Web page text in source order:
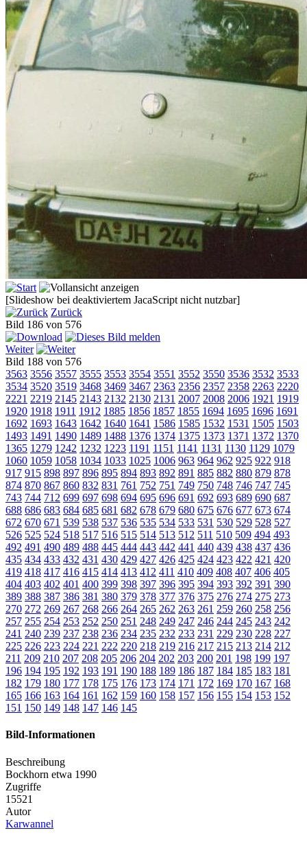
[Slideshow bei deaktiviertem JacaScript nicht nutzbar]
Zurück
Bild 186 von 576
Weiter
Bild 188 von 576
3563 3556 3557 3555 3553 3554 3551 3552 3550 3536 3532 3533
3534 3520 3519 3468 3469 3467 2363 2356 2357 2358 2263 2220
2221 2219 2145 2143 2132 2130 2131 2007 2008 2006 1921 1919
1920 1918 1911 1912 1885 1856 1857 1855 1694 1695 1696 1691
1692 1693 1643 1642 1640 1641 1586 1585 1532 1531 1505 1503
1493 1491 1490 1489 1488 1376 1374 1375 1373 1371 1372 1370
1365 1279 1242 1232 1223 1191 1151 1141 1131 1130 1129 1079
1060 1059 1058 1034 1033 1025 1006 963 964 962 925 922 918
917 915 898 897 896 895 894 893 892 891 885 882 880 879 878
874 870 867 860 832 831 761 752 751 749 750 748 746 747 745
743 744 712 699 697 698 694 695 696 691 692 693 689 690 687
688 686 683 684 685 681 682 678 679 680 675 676 677 673 674
672 670 671 539 538 537 536 535 534 533 531 530 529 528 527
526 525 524 518 517 516 515 514 513 512 511 510 509 494 493
492 491 490 489 488 445 444 443 442 441 440 439 438 437 436
435 434 433 432 431 430 429 427 426 425 424 423 422 421 420
419 418 417 416 415 414 413 412 411 410 409 408 407 406 405
404 403 402 401 400 399 398 397 396 395 394 393 392 391 390
389 388 387 386 381 380 379 378 377 376 375 276 274 275 273
270 272 269 267 268 266 264 265 262 263 261 259 260 258 256
257 255 254 253 252 250 251 248 249 247 246 244 245 243 242
241 240 239 237 238 236 234 235 232 233 231 229 230 228 227
225 226 223 224 221 222 220 218 219 216 217 215 213 214 212
211 209 210 207 208 205 206 204 202 203 200 201 198 199 197
196 194 195 192 193 191 190 188 189 186 187 184 185 183 181
182 179 180 177 178 175 176 173 174 171 172 169 170 167 168
165 166 163 164 161 162 159 160 158 157 156 155 154 153 152
151 150 149 148 147 146 145
Bild-Informationen
Beschreibung
Bockhorn etwa 1990
Zugriffe
15521
Autor
Karwannel